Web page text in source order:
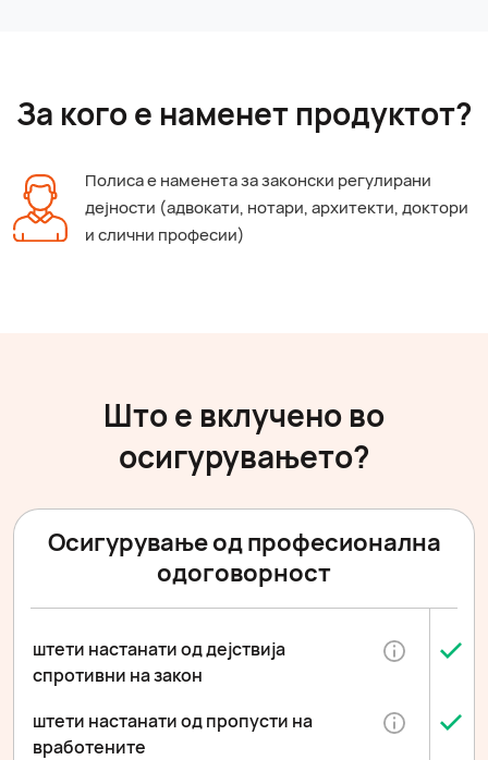
За кого е наменет продуктот?
Полиса е наменета за законски регулирани
дејности (адвокати, нотари, архитекти, доктори
и слични професии)
Што е вклучено во
осигурувањето?
Осигурување од професионална
одоговорност
штети настанати од дејствија
спротивни на закон
штети настанати од пропусти на
вработените